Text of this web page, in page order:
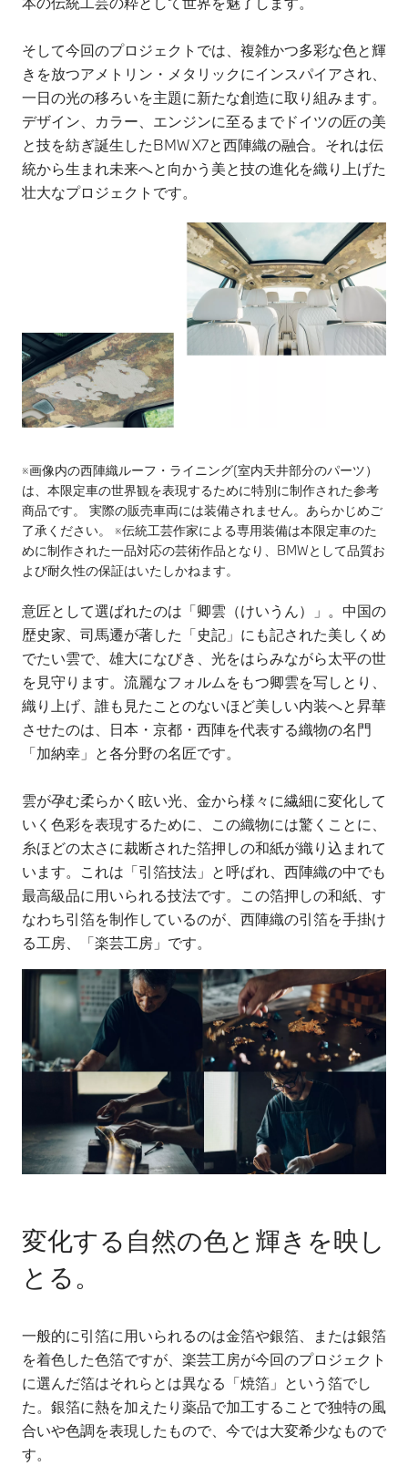
そして今回のプロジェクトでは、複雑かつ多彩な色と輝
きを放つアメトリン・メタリックにインスパイアされ、
一日の光の移ろいを主題に新たな創造に取り組みます。
デザイン、カラー、エンジンに至るまでドイツの匠の美
と技を紡ぎ誕生したBMW X7と西陣織の融合。それは伝
統から生まれ未来へと向かう美と技の進化を織り上げた
壮大なプロジェクトです。
※画像内の西陣織ルーフ・ライニング(室内天井部分のパーツ）
は、本限定車の世界観を表現するために特別に制作された参考
商品です。 実際の販売車両には装備されません。あらかじめご
了承ください。 ※伝統工芸作家による専用装備は本限定車のた
めに制作された一品対応の芸術作品となり、BMWとして品質お
よび耐久性の保証はいたしかねます。
意匠として選ばれたのは「卿雲（けいうん）」。中国の
歴史家、司馬遷が著した「史記」にも記された美しくめ
でたい雲で、雄大になびき、光をはらみながら太平の世
を見守ります。流麗なフォルムをもつ卿雲を写しとり、
織り上げ、誰も見たことのないほど美しい内装へと昇華
させたのは、日本・京都・西陣を代表する織物の名門
「加納幸」と各分野の名匠です。
雲が孕む柔らかく眩い光、金から様々に繊細に変化して
いく色彩を表現するために、この織物には驚くことに、
糸ほどの太さに裁断された箔押しの和紙が織り込まれて
います。これは「引箔技法」と呼ばれ、西陣織の中でも
最高級品に用いられる技法です。この箔押しの和紙、す
なわち引箔を制作しているのが、西陣織の引箔を手掛け
る工房、「楽芸工房」です。
変化する自然の色と輝きを映し
とる。
一般的に引箔に用いられるのは金箔や銀箔、または銀箔
を着色した色箔ですが、楽芸工房が今回のプロジェクト
に選んだ箔はそれらとは異なる「焼箔」という箔でし
た。銀箔に熱を加えたり薬品で加工することで独特の風
合いや色調を表現したもので、今では大変希少なもので
す。